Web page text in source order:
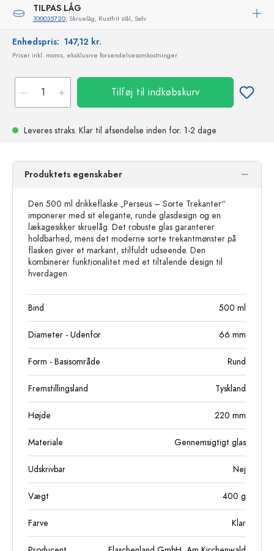
TILPAS LÅG
100035720, Skruelåg, Rustfrit stål, Sølv
Enhedspris: 147,12 kr.
Priser inkl. moms, eksklusive forsendelsesomkostninger
Tilføj til indkøbskurv
Leveres straks. Klar til afsendelse inden for: 1-2 dage
Produktets egenskaber
Den 500 ml drikkeflaske „Perseus – Sorte Trekanter“
imponerer med sit elegante, runde glasdesign og en
lækagesikker skruelåg. Det robuste glas garanterer
holdbarhed, mens det moderne sorte trekantmønster på
flasken giver et markant, stilfuldt udseende. Den
kombinerer funktionalitet med et tiltalende design til
hverdagen.
Bind 500 ml
Diameter - Udenfor 66 mm
Form - Basisområde Rund
Fremstillingsland Tyskland
Højde 220 mm
Materiale Gennemsigtigt glas
Udskrivbar Nej
Vægt 400 g
Farve Klar